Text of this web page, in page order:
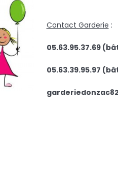
Contact Garderie :
05.63.95.37.69
05.63.39.95.97